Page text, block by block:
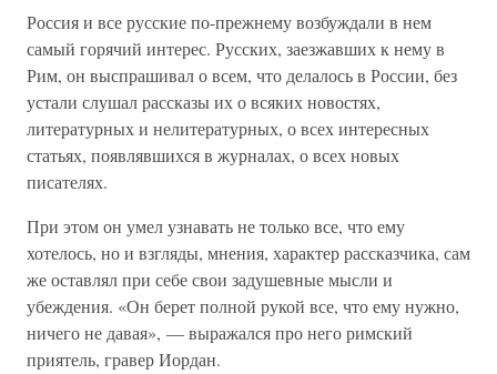
Россия и все русские по-прежнему возбуждали в нем
самый горячий интерес. Русских, заезжавших к нему в
Рим, он выспрашивал о всем, что делалось в России, без
устали слушал рассказы их о всяких новостях,
литературных и нелитературных, о всех интересных
статьях, появлявшихся в журналах, о всех новых
писателях.
При этом он умел узнавать не только все, что ему
хотелось, но и взгляды, мнения, характер рассказчика, сам
же оставлял при себе свои задушевные мысли и
убеждения. «Он берет полной рукой все, что ему нужно,
ничего не давая», — выражался про него римский
приятель, гравер Иордан.